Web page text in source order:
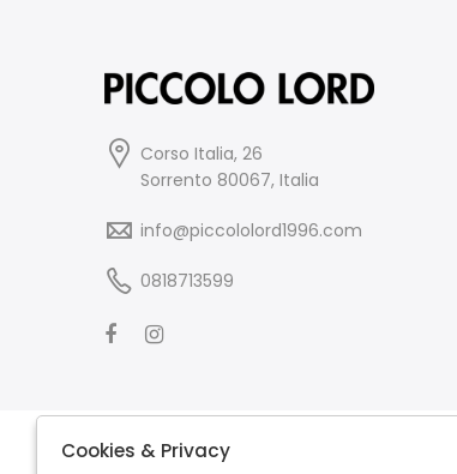
Corso Italia, 26
Sorrento 80067, Italia
info@piccololord1996.com
0818713599
Cookies & Privacy